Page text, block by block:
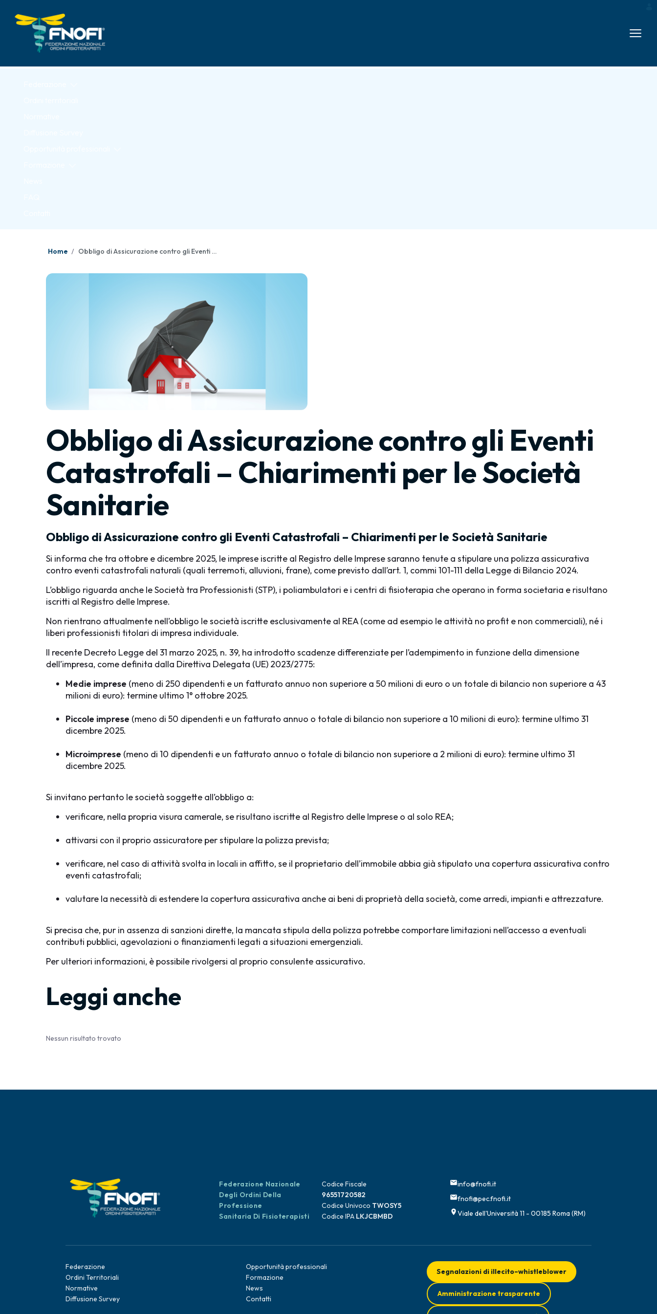
Home Obbligo di Assicurazione contro gli Eventi Catastrofali – Chiarimenti per le Società Sanitarie
Obbligo di Assicurazione contro gli Eventi
Catastrofali – Chiarimenti per le Società
Sanitarie
Obbligo di Assicurazione contro gli Eventi Catastrofali – Chiarimenti per le Società Sanitarie
Si informa che tra ottobre e dicembre 2025, le imprese iscritte al Registro delle Imprese saranno tenute a stipulare una polizza assicurativa
contro eventi catastrofali naturali (quali terremoti, alluvioni, frane), come previsto dall’art. 1, commi 101-111 della Legge di Bilancio 2024.
L’obbligo riguarda anche le Società tra Professionisti (STP), i poliambulatori e i centri di fisioterapia che operano in forma societaria e risultano
iscritti al Registro delle Imprese.
Non rientrano attualmente nell’obbligo le società iscritte esclusivamente al REA (come ad esempio le attività no profit e non commerciali), né i
liberi professionisti titolari di impresa individuale.
Il recente Decreto Legge del 31 marzo 2025, n. 39, ha introdotto scadenze differenziate per l’adempimento in funzione della dimensione
dell’impresa, come definita dalla Direttiva Delegata (UE) 2023/2775:
Medie imprese (meno di 250 dipendenti e un fatturato annuo non superiore a 50 milioni di euro o un totale di bilancio non superiore a 43
milioni di euro): termine ultimo 1° ottobre 2025.
Piccole imprese (meno di 50 dipendenti e un fatturato annuo o totale di bilancio non superiore a 10 milioni di euro): termine ultimo 31
dicembre 2025.
Microimprese (meno di 10 dipendenti e un fatturato annuo o totale di bilancio non superiore a 2 milioni di euro): termine ultimo 31
dicembre 2025.
Si invitano pertanto le società soggette all’obbligo a:
verificare, nella propria visura camerale, se risultano iscritte al Registro delle Imprese o al solo REA;
attivarsi con il proprio assicuratore per stipulare la polizza prevista;
verificare, nel caso di attività svolta in locali in affitto, se il proprietario dell’immobile abbia già stipulato una copertura assicurativa contro
eventi catastrofali;
valutare la necessità di estendere la copertura assicurativa anche ai beni di proprietà della società, come arredi, impianti e attrezzature.
Si precisa che, pur in assenza di sanzioni dirette, la mancata stipula della polizza potrebbe comportare limitazioni nell’accesso a eventuali
contributi pubblici, agevolazioni o finanziamenti legati a situazioni emergenziali.
Per ulteriori informazioni, è possibile rivolgersi al proprio consulente assicurativo.
Leggi anche
Nessun risultato trovato
Federazione Nazionale
Degli Ordini Della
Professione
Sanitaria Di Fisioterapisti
Codice Fiscale
96551720582
Codice Univoco TWOSY5
Codice IPA LKJCBMBD
info@fnofi.it
fnofi@pec.fnofi.it
Viale dell'Università 11 - 00185 Roma (RM)
Federazione
Ordini Territoriali
Normative
Diffusione Survey
Opportunità professionali
Formazione
News
Contatti
Segnalazioni di illecito–whistleblower
Amministrazione trasparente